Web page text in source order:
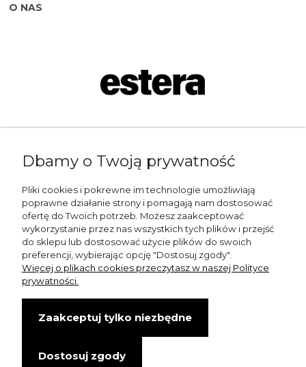
O NAS
shop@esterashop.com
+48 785 709 330
ESTERA
Otolice 68
99-400 Łowicz
Wskazówki dojazdu
NIP: 8341003819
Copyright © Estera. Wszelkie prawa zastrzeżone.
Dbamy o Twoją prywatność
Pliki cookies i pokrewne im technologie umożliwiają
poprawne działanie strony i pomagają nam dostosować
ofertę do Twoich potrzeb. Możesz zaakceptować
wykorzystanie przez nas wszystkich tych plików i przejść
do sklepu lub dostosować użycie plików do swoich
preferencji, wybierając opcję "Dostosuj zgody".
Więcej o plikach cookies przeczytasz w naszej Polityce
prywatności.
Zaakceptuj tylko niezbędne
Dostosuj zgody